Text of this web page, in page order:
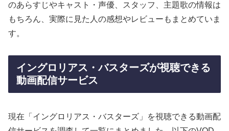
のあらすじやキャスト・声優、スタッフ、主題歌の情報は
もちろん、実際に見た人の感想やレビューもまとめていま
す。
イングロリアス・バスターズが視聴できる
動画配信サービス
現在「イングロリアス・バスターズ」を視聴できる動画配